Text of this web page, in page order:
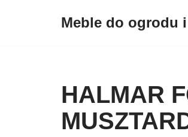
Meble do ogrodu
HALMAR